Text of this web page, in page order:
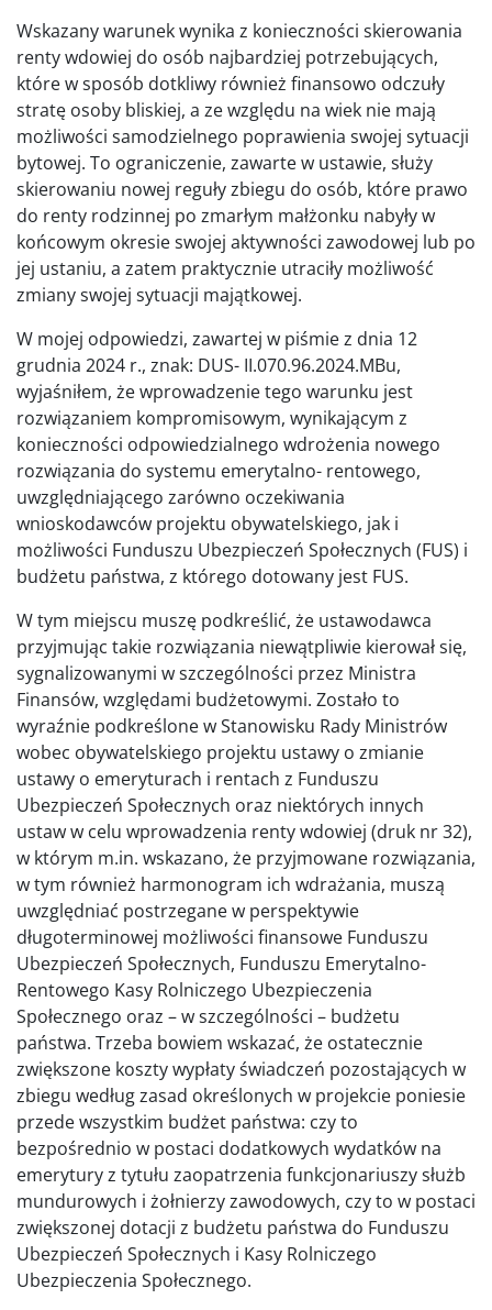
Wskazany warunek wynika z konieczności skierowania
renty wdowiej do osób najbardziej potrzebujących,
które w sposób dotkliwy również finansowo odczuły
stratę osoby bliskiej, a ze względu na wiek nie mają
możliwości samodzielnego poprawienia swojej sytuacji
bytowej. To ograniczenie, zawarte w ustawie, służy
skierowaniu nowej reguły zbiegu do osób, które prawo
do renty rodzinnej po zmarłym małżonku nabyły w
końcowym okresie swojej aktywności zawodowej lub po
jej ustaniu, a zatem praktycznie utraciły możliwość
zmiany swojej sytuacji majątkowej.
W mojej odpowiedzi, zawartej w piśmie z dnia 12
grudnia 2024 r., znak: DUS- II.070.96.2024.MBu,
wyjaśniłem, że wprowadzenie tego warunku jest
rozwiązaniem kompromisowym, wynikającym z
konieczności odpowiedzialnego wdrożenia nowego
rozwiązania do systemu emerytalno- rentowego,
uwzględniającego zarówno oczekiwania
wnioskodawców projektu obywatelskiego, jak i
możliwości Funduszu Ubezpieczeń Społecznych (FUS) i
budżetu państwa, z którego dotowany jest FUS.
W tym miejscu muszę podkreślić, że ustawodawca
przyjmując takie rozwiązania niewątpliwie kierował się,
sygnalizowanymi w szczególności przez Ministra
Finansów, względami budżetowymi. Zostało to
wyraźnie podkreślone w Stanowisku Rady Ministrów
wobec obywatelskiego projektu ustawy o zmianie
ustawy o emeryturach i rentach z Funduszu
Ubezpieczeń Społecznych oraz niektórych innych
ustaw w celu wprowadzenia renty wdowiej (druk nr 32),
w którym m.in. wskazano, że przyjmowane rozwiązania,
w tym również harmonogram ich wdrażania, muszą
uwzględniać postrzegane w perspektywie
długoterminowej możliwości finansowe Funduszu
Ubezpieczeń Społecznych, Funduszu Emerytalno-
Rentowego Kasy Rolniczego Ubezpieczenia
Społecznego oraz – w szczególności – budżetu
państwa. Trzeba bowiem wskazać, że ostatecznie
zwiększone koszty wypłaty świadczeń pozostających w
zbiegu według zasad określonych w projekcie poniesie
przede wszystkim budżet państwa: czy to
bezpośrednio w postaci dodatkowych wydatków na
emerytury z tytułu zaopatrzenia funkcjonariuszy służb
mundurowych i żołnierzy zawodowych, czy to w postaci
zwiększonej dotacji z budżetu państwa do Funduszu
Ubezpieczeń Społecznych i Kasy Rolniczego
Ubezpieczenia Społecznego.